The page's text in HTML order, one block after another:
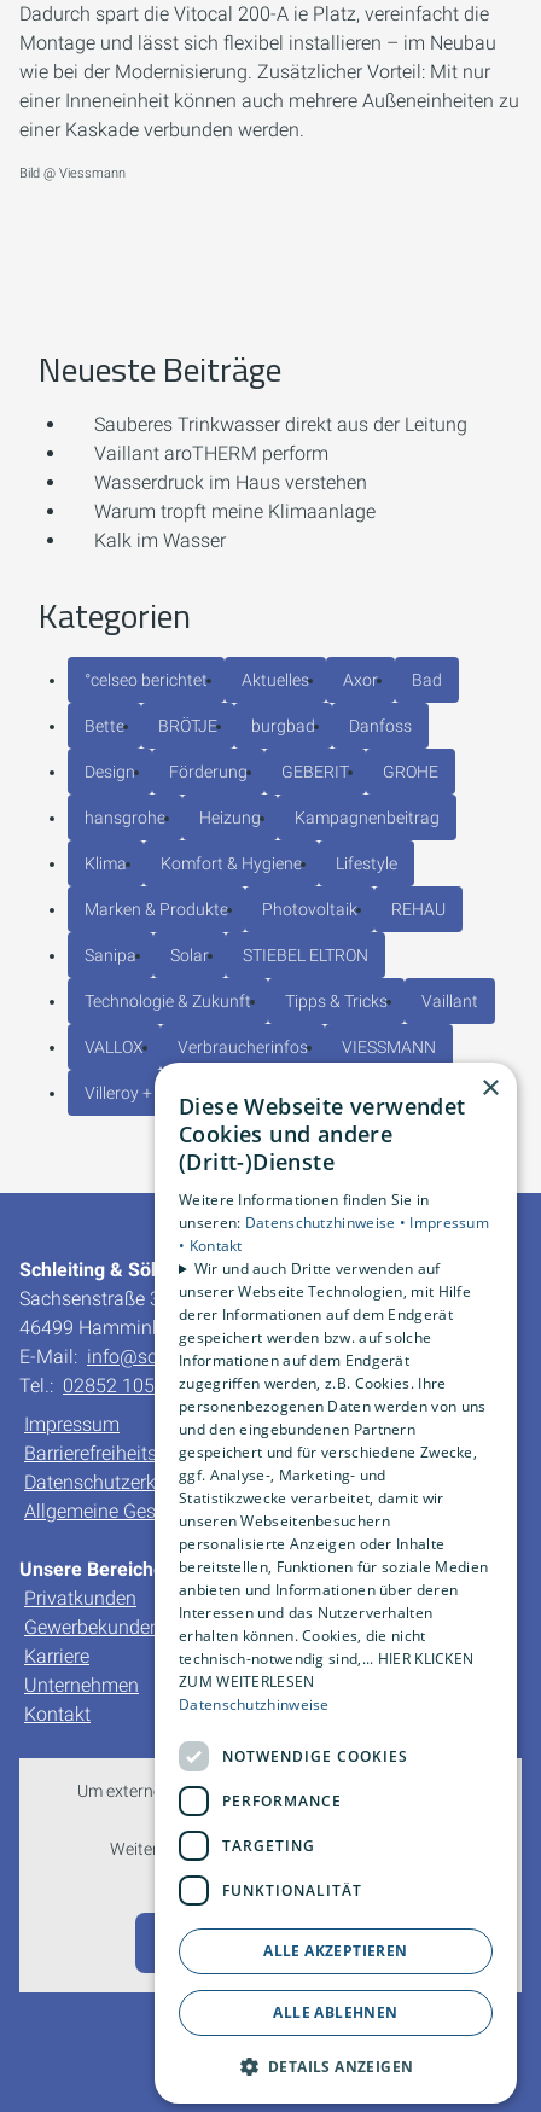
Dadurch spart die Vitocal 200-A ie Platz, vereinfacht die
Montage und lässt sich flexibel installieren – im Neubau
wie bei der Modernisierung. Zusätzlicher Vorteil: Mit nur
einer Inneneinheit können auch mehrere Außeneinheiten zu
einer Kaskade verbunden werden.
Bild @ Viessmann
Neueste Beiträge
Sauberes Trinkwasser direkt aus der Leitung
Vaillant aroTHERM perform
Wasserdruck im Haus verstehen
Warum tropft meine Klimaanlage
Kalk im Wasser
Kategorien
°celseo berichtet Aktuelles Axor Bad
Bette BRÖTJE burgbad Danfoss
Design Förderung GEBERIT GROHE
hansgrohe Heizung Kampagnenbeitrag
Klima Komfort & Hygiene Lifestyle
Marken & Produkte Photovoltaik REHAU
Sanipa Solar STIEBEL ELTRON
Technologie & Zukunft Tipps & Tricks Vaillant
VALLOX Verbraucherinfos VIESSMANN
Villeroy + Boch
Schleiting & Söhne GmbH & Co. KG
Sachsenstraße 30
46499 Hamminkeln-Dingden
E-Mail: info@schleiting.de
Tel.: 02852 10550
Impressum
Barrierefreiheitserklärung
Datenschutzerklärung
Allgemeine Geschäfts- und Verkaufsbedingungen
Unsere Bereiche
Privatkunden
Gewerbekunden
Karriere
Unternehmen
Kontakt
Um externe HTML-Inhalte anzuzeigen, benötigen wir
Weitere Informationen finden Sie in unserer
Datenschutzerklärung.
Cookie-Einstellungen öffnen
×
Diese Webseite verwendet
Cookies und andere
(Dritt-)Dienste
Weitere Informationen finden Sie in
unseren: Datenschutzhinweise • Impressum
• Kontakt
Wir und auch Dritte verwenden auf
unserer Webseite Technologien, mit Hilfe
derer Informationen auf dem Endgerät
gespeichert werden bzw. auf solche
Informationen auf dem Endgerät
zugegriffen werden, z.B. Cookies. Ihre
personenbezogenen Daten werden von uns
und den eingebundenen Partnern
gespeichert und für verschiedene Zwecke,
ggf. Analyse-, Marketing- und
Statistikzwecke verarbeitet, damit wir
unseren Webseitenbesuchern
personalisierte Anzeigen oder Inhalte
bereitstellen, Funktionen für soziale Medien
anbieten und Informationen über deren
Interessen und das Nutzerverhalten
erhalten können. Cookies, die nicht
technisch-notwendig sind,... HIER KLICKEN
ZUM WEITERLESEN
Datenschutzhinweise
NOTWENDIGE COOKIES
PERFORMANCE
TARGETING
FUNKTIONALITÄT
ALLE AKZEPTIEREN
ALLE ABLEHNEN
DETAILS ANZEIGEN